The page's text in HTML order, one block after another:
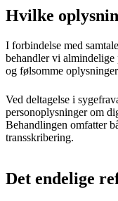
Hvilke
I forbindelse med
behandler vi almindelige
og følsomme
Ved deltagelse i
personoplysninger om
Behandlingen omfatter
transskribering.
Det endelige